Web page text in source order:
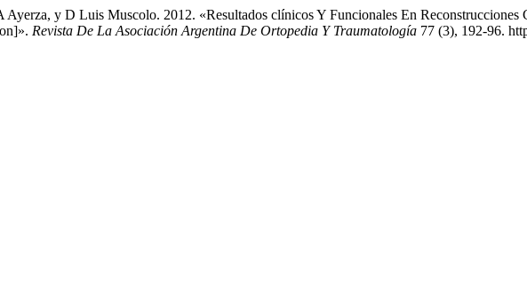
y D Luis Muscolo. 2012. «Resultados clínicos Y Funcionales En
Revista De La Asociación Argentina De Ortopedia Y Traumatología 77 (3), 192-96.